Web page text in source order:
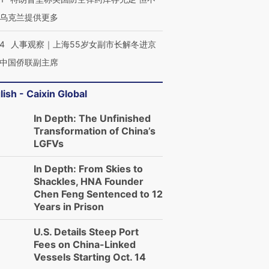
克兰提供更多
人事观察｜上海55岁女副市长解冬进京
国侨联副主席
- Caixin Global
In Depth: The Unfinished
Transformation of China’s
LGFVs
In Depth: From Skies to
Shackles, HNA Founder
Chen Feng Sentenced to 12
Years in Prison
U.S. Details Steep Port
Fees on China-Linked
Vessels Starting Oct. 14